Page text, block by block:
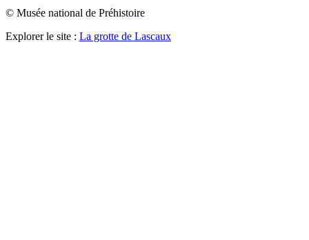
© Musée national de Préhistoire
Explorer le site : La grotte de Lascaux